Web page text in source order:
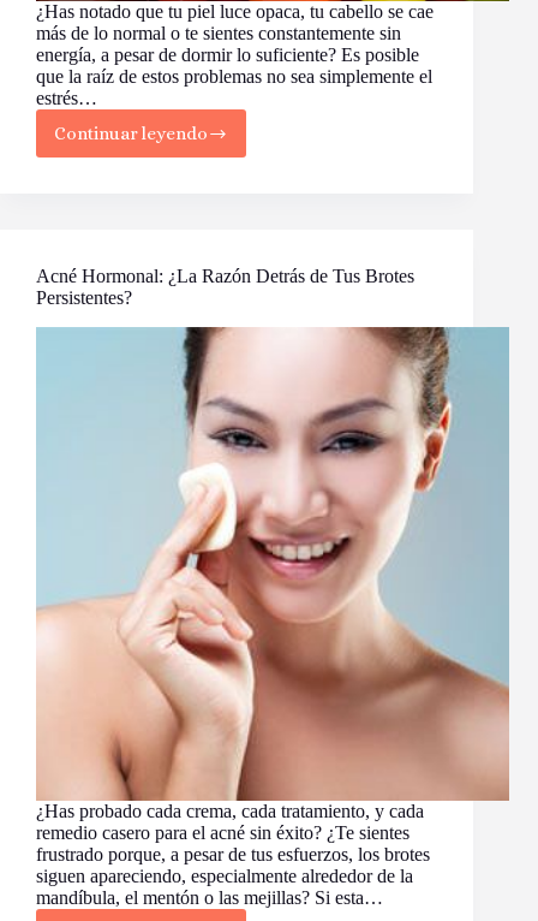
¿Has notado que tu piel luce opaca, tu cabello se cae
más de lo normal o te sientes constantemente sin
energía, a pesar de dormir lo suficiente? Es posible
que la raíz de estos problemas no sea simplemente el
estrés…
Continuar leyendo
¿Te
falta
de
Cómo
Recuperar
Belleza
Bienestar
Acné Hormonal: ¿La Razón Detrás de Tus Brotes
Persistentes?
¿Has probado cada crema, cada tratamiento, y cada
remedio casero para el acné sin éxito? ¿Te sientes
frustrado porque, a pesar de tus esfuerzos, los brotes
siguen apareciendo, especialmente alrededor de la
mandíbula, el mentón o las mejillas? Si esta…